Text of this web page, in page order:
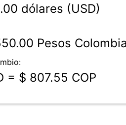
dólares (USD)
Pesos
= $ 807.55 COP